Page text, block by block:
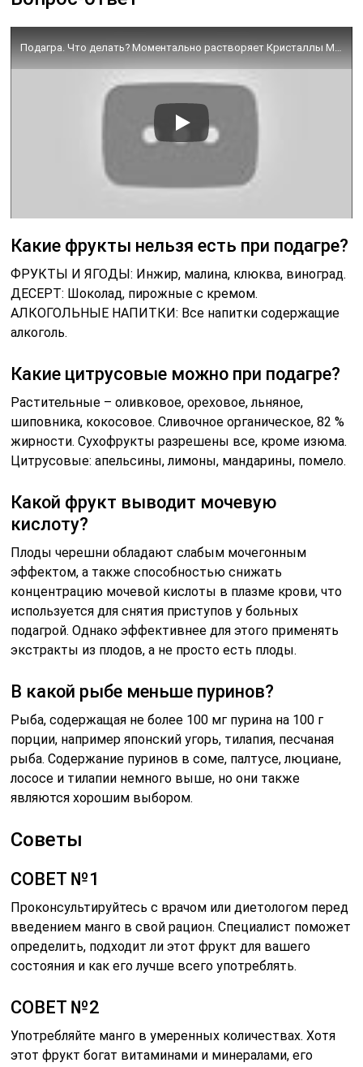
Какие фрукты нельзя есть при подагре?
ФРУКТЫ И ЯГОДЫ: Инжир, малина, клюква, виноград.
ДЕСЕРТ: Шоколад, пирожные с кремом.
АЛКОГОЛЬНЫЕ НАПИТКИ: Все напитки содержащие
алкоголь.
Какие цитрусовые можно при подагре?
Растительные – оливковое, ореховое, льняное,
шиповника, кокосовое. Сливочное органическое, 82 %
жирности. Сухофрукты разрешены все, кроме изюма.
Цитрусовые: апельсины, лимоны, мандарины, помело.
Какой фрукт выводит мочевую
кислоту?
Плоды черешни обладают слабым мочегонным
эффектом, а также способностью снижать
концентрацию мочевой кислоты в плазме крови, что
используется для снятия приступов у больных
подагрой. Однако эффективнее для этого применять
экстракты из плодов, а не просто есть плоды.
В какой рыбе меньше пуринов?
Рыба, содержащая не более 100 мг пурина на 100 г
порции, например японский угорь, тилапия, песчаная
рыба. Содержание пуринов в соме, палтусе, люциане,
лососе и тилапии немного выше, но они также
являются хорошим выбором.
Советы
СОВЕТ №1
Проконсультируйтесь с врачом или диетологом перед
введением манго в свой рацион. Специалист поможет
определить, подходит ли этот фрукт для вашего
состояния и как его лучше всего употреблять.
СОВЕТ №2
Употребляйте манго в умеренных количествах. Хотя
этот фрукт богат витаминами и минералами, его